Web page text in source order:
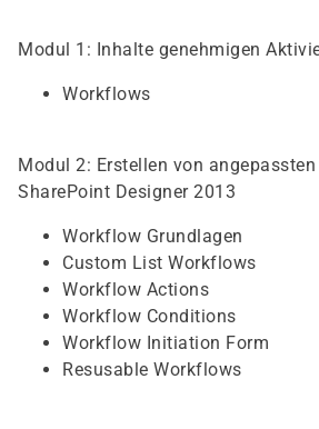
Modul 1: Inhalte genehmigen
Workflows
Modul 2: Erstellen von
SharePoint Designer 2013
Workflow Grundlagen
Custom List Workflows
Workflow Actions
Workflow Conditions
Workflow Initiation Form
Resusable Workflows